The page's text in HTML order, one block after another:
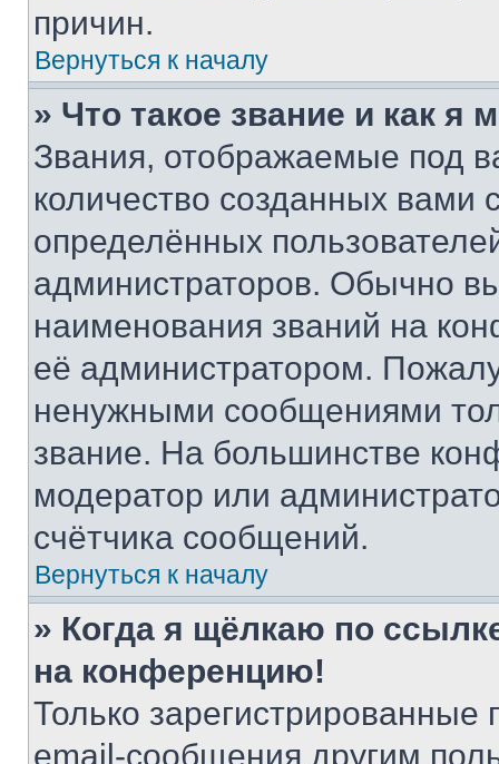
причин.
Вернуться к началу
» Что такое звание и как я
Звания, отображаемые под
количество созданных
определённых
администраторов. Обычно
наименования званий на
её администратором.
ненужными сообщениями
звание. На большинстве
модератор или
счётчика сообщений.
Вернуться к началу
» Когда я щёлкаю по
на конференцию!
Только зарегистрированные
email-сообщения другим